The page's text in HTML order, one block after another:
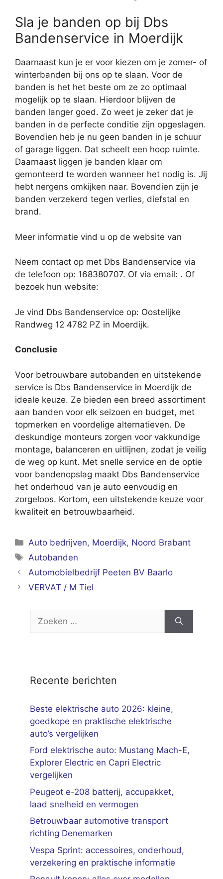
Sla je banden op bij Dbs
Bandenservice in Moerdijk
Daarnaast kun je er voor kiezen om je zomer- of
winterbanden bij ons op te slaan. Voor de
banden is het het beste om ze zo optimaal
mogelijk op te slaan. Hierdoor blijven de
banden langer goed. Zo weet je zeker dat je
banden in de perfecte conditie zijn opgeslagen.
Bovendien heb je nu geen banden in je schuur
of garage liggen. Dat scheelt een hoop ruimte.
Daarnaast liggen je banden klaar om
gemonteerd te worden wanneer het nodig is. Jij
hebt nergens omkijken naar. Bovendien zijn je
banden verzekerd tegen verlies, diefstal en
brand.
Meer informatie vind u op de website van
Neem contact op met Dbs Bandenservice via
de telefoon op: 168380707. Of via email: . Of
bezoek hun website:
Je vind Dbs Bandenservice op: Oostelijke
Randweg 12 4782 PZ in Moerdijk.
Conclusie
Voor betrouwbare autobanden en uitstekende
service is Dbs Bandenservice in Moerdijk de
ideale keuze. Ze bieden een breed assortiment
aan banden voor elk seizoen en budget, met
topmerken en voordelige alternatieven. De
deskundige monteurs zorgen voor vakkundige
montage, balanceren en uitlijnen, zodat je veilig
de weg op kunt. Met snelle service en de optie
voor bandenopslag maakt Dbs Bandenservice
het onderhoud van je auto eenvoudig en
zorgeloos. Kortom, een uitstekende keuze voor
kwaliteit en betrouwbaarheid.
Categorieën
Auto bedrijven, Moerdijk, Noord Brabant
Tags
Autobanden
Automobielbedrijf Peeten BV Baarlo
VERVAT / M Tiel
naar:
Recente berichten
Beste elektrische auto 2026: kleine,
goedkope en praktische elektrische
auto’s vergelijken
Ford elektrische auto: Mustang Mach-E,
Explorer Electric en Capri Electric
vergelijken
Peugeot e-208 batterij, accupakket,
laad snelheid en vermogen
Betrouwbaar automotive transport
richting Denemarken
Vespa Sprint: accessoires, onderhoud,
verzekering en praktische informatie